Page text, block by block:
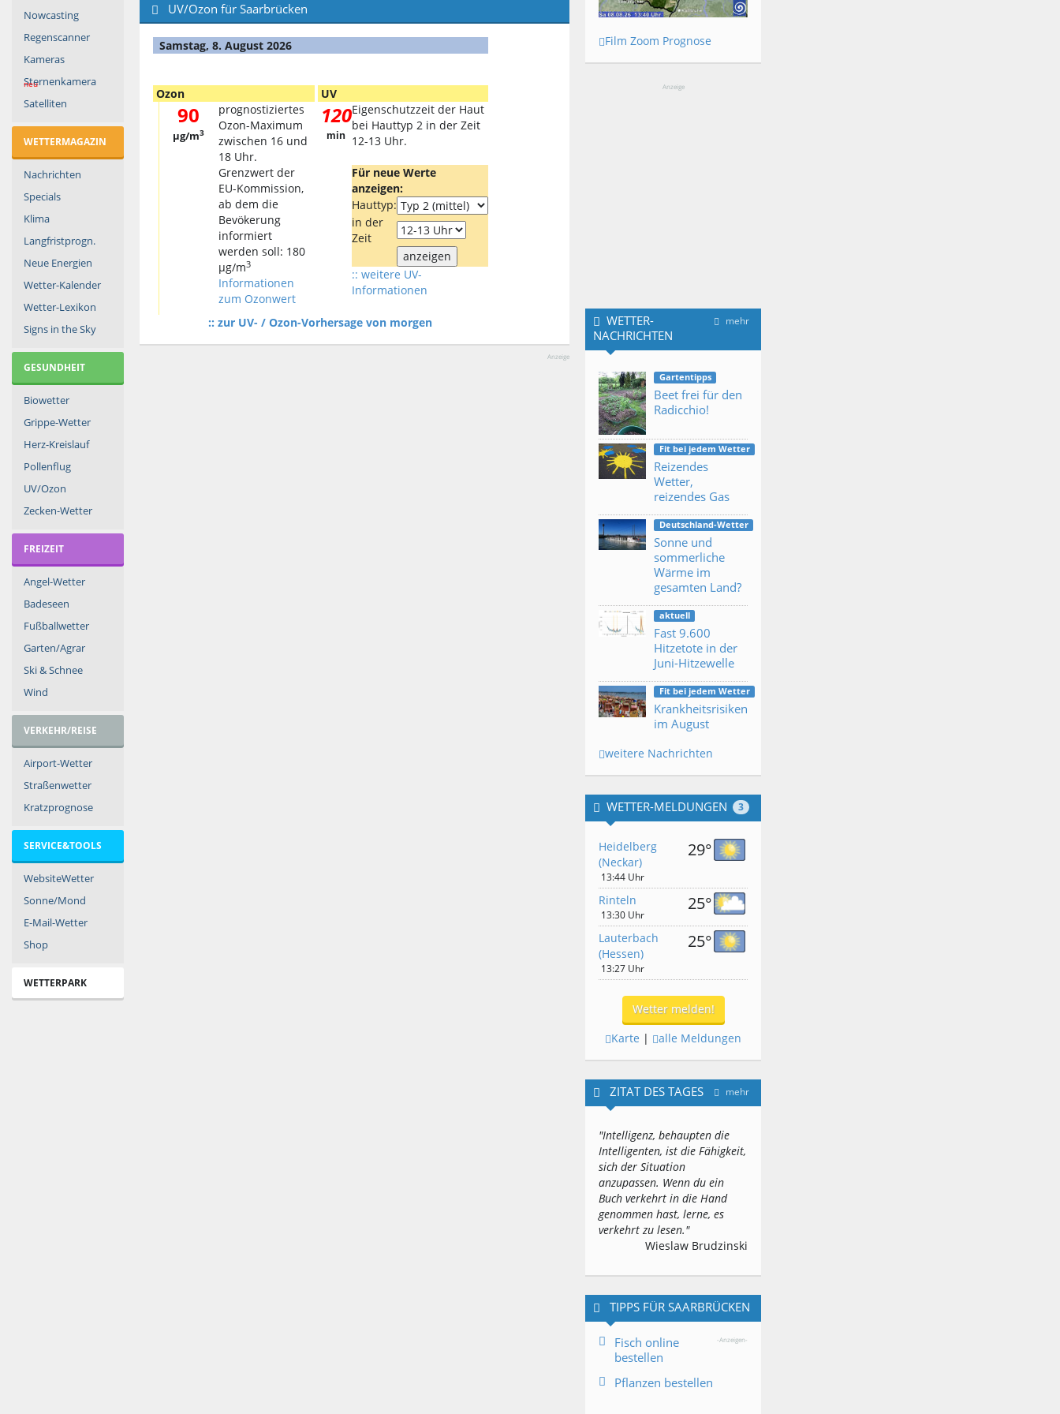
Nowcasting
Regenscanner
Kameras
Sternenkamera
neu
Satelliten
WETTERMAGAZIN
Nachrichten
Specials
Klima
Langfristprogn.
Neue Energien
Wetter-Kalender
Wetter-Lexikon
Signs in the Sky
GESUNDHEIT
Biowetter
Grippe-Wetter
Herz-Kreislauf
Pollenflug
UV/Ozon
Zecken-Wetter
FREIZEIT
Angel-Wetter
Badeseen
Fußballwetter
Garten/Agrar
Ski & Schnee
Wind
VERKEHR/REISE
Airport-Wetter
Straßenwetter
Kratzprognose
SERVICE&TOOLS
WebsiteWetter
Sonne/Mond
E-Mail-Wetter
Shop
WETTERPARK
UV/Ozon für Saarbrücken
Samstag, 8. August 2026
Ozon
90
µg/m3
prognostiziertes
Ozon-Maximum
zwischen 16 und
18 Uhr.
Grenzwert der
EU-Kommission,
ab dem die
Bevökerung
informiert
werden soll: 180
µg/m3
Informationen
zum Ozonwert
UV
120
min
Eigenschutzzeit der Haut
bei Hauttyp 2 in der Zeit
12-13 Uhr.
Für neue Werte
anzeigen:
Hauttyp:
in der
Zeit
:: weitere UV-
Informationen
:: zur UV- / Ozon-Vorhersage von morgen
Anzeige
Film Zoom Prognose
Anzeige
mehr
WETTER-
NACHRICHTEN
Gartentipps
Beet frei für den
Radicchio!
Fit bei jedem Wetter
Reizendes
Wetter,
reizendes Gas
Deutschland-Wetter
Sonne und
sommerliche
Wärme im
gesamten Land?
aktuell
Fast 9.600
Hitzetote in der
Juni-Hitzewelle
Fit bei jedem Wetter
Krankheitsrisiken
im August
weitere Nachrichten
3
WETTER-MELDUNGEN
Heidelberg
(Neckar)
13:44 Uhr
29°
Rinteln
13:30 Uhr
25°
Lauterbach
(Hessen)
13:27 Uhr
25°
Wetter melden!
Karte | alle Meldungen
mehr
ZITAT DES TAGES
"Intelligenz, behaupten die
Intelligenten, ist die Fähigkeit,
sich der Situation
anzupassen. Wenn du ein
Buch verkehrt in die Hand
genommen hast, lerne, es
verkehrt zu lesen."
Wieslaw Brudzinski
TIPPS FÜR SAARBRÜCKEN
-Anzeigen-
Fisch online
bestellen
Pflanzen bestellen